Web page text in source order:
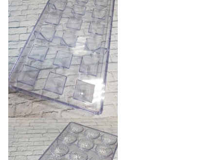
400 руб.
БЫСТРЫЙ ПРОСМОТР
Нет в наличии
Форма для шоколада
поликарбонатная "Пирамида"
400 руб.